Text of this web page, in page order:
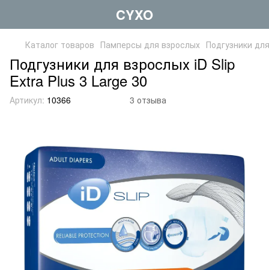
CYXO
Каталог товаров Памперсы для взрослых Подгузники
Подгузники для взрослых iD Slip
Extra Plus 3 Large 30
Артикул: 10366 3 отзыва